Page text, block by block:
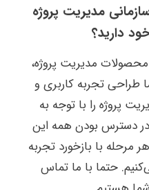
مدیریت پروژه
دارید؟
مدیریت پروژه،
تجربه کاربری و
پروژه را با توجه به
در دسترس بودن همه این
مرحله با بازخورد تجربه
حتما با ما تماس